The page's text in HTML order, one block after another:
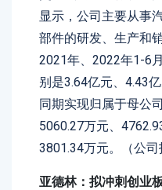
显示，公司主要从事
部件的研发、生产和
2021年、2022年1-6
别是3.64亿元、4.43
同期实现归属于母公
5060.27万元、
3801.34万元。（公司
亚德林：拟冲刺创业